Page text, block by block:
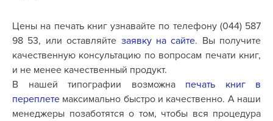
Цены на печать книг узнавайте по телефону (044) 587
98 53, или оставляйте заявку на сайте. Вы получите
качественную консультацию по вопросам печати книг,
и не менее качественный продукт.
В нашей типографии возможна печать книг в
переплете максимально быстро и качественно. А наши
менеджеры позаботятся о том, чтобы вся процедура